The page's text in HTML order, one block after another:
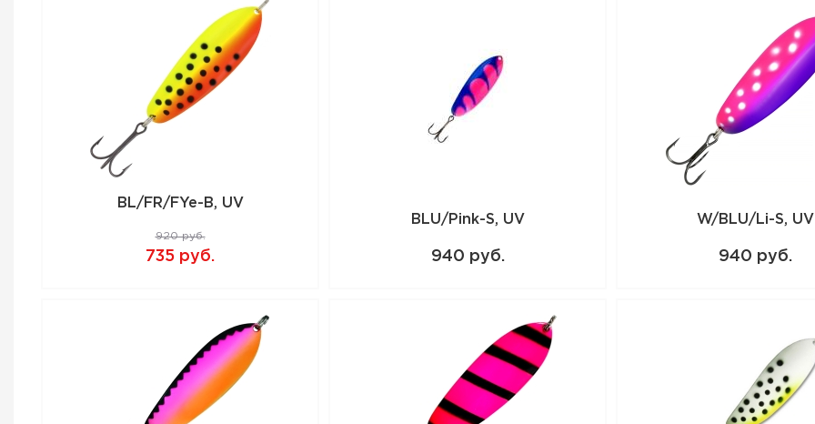
BL/FR/FYe-B, UV
920 руб.
735 руб.
BLU/Pink-S, UV
940 руб.
W/BLU/Li-S, UV
940 руб.